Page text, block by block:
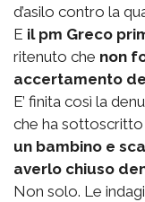
d’asilo contro la
E il pm Greco
ritenuto che non
accertamento
E’ finita così la
che ha sottoscritto
un bambino e
averlo chiuso
Non solo. Le